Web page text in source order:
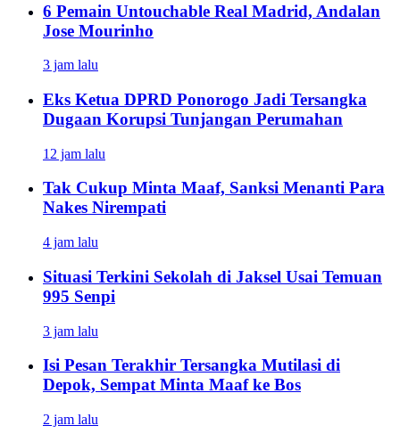
6 Pemain Untouchable Real Madrid, Andalan
Jose Mourinho
3 jam lalu
Eks Ketua DPRD Ponorogo Jadi Tersangka
Dugaan Korupsi Tunjangan Perumahan
12 jam lalu
Tak Cukup Minta Maaf, Sanksi Menanti Para
Nakes Nirempati
4 jam lalu
Situasi Terkini Sekolah di Jaksel Usai Temuan
995 Senpi
3 jam lalu
Isi Pesan Terakhir Tersangka Mutilasi di
Depok, Sempat Minta Maaf ke Bos
2 jam lalu